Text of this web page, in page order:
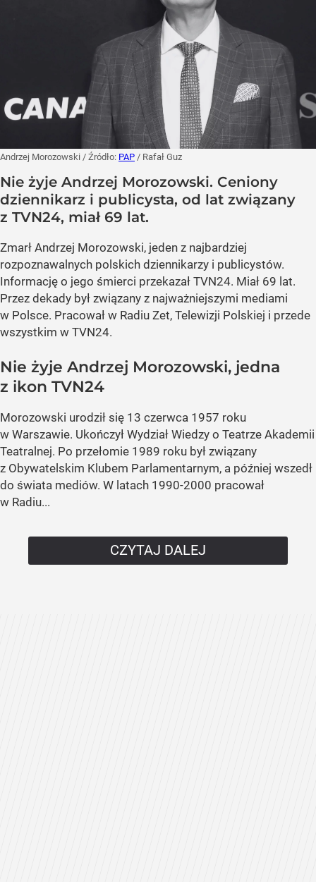
Andrzej Morozowski / Źródło: PAP / Rafał Guz
Nie żyje Andrzej Morozowski. Ceniony
dziennikarz i publicysta, od lat związany
z TVN24, miał 69 lat.
Zmarł Andrzej Morozowski, jeden z najbardziej
rozpoznawalnych polskich dziennikarzy i publicystów.
Informację o jego śmierci przekazał TVN24. Miał 69 lat.
Przez dekady był związany z najważniejszymi mediami
w Polsce. Pracował w Radiu Zet, Telewizji Polskiej i przede
wszystkim w TVN24.
Nie żyje Andrzej Morozowski, jedna
z ikon TVN24
Morozowski urodził się 13 czerwca 1957 roku
w Warszawie. Ukończył Wydział Wiedzy o Teatrze Akademii
Teatralnej. Po przełomie 1989 roku był związany
z Obywatelskim Klubem Parlamentarnym, a później wszedł
do świata mediów. W latach 1990-2000 pracował
w Radiu...
CZYTAJ DALEJ